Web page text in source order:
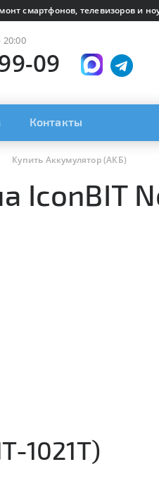
смартфонов, телевизоров и
09
Контакты
Купить Аккумулятор (АКБ)
IconBIT
1021T)